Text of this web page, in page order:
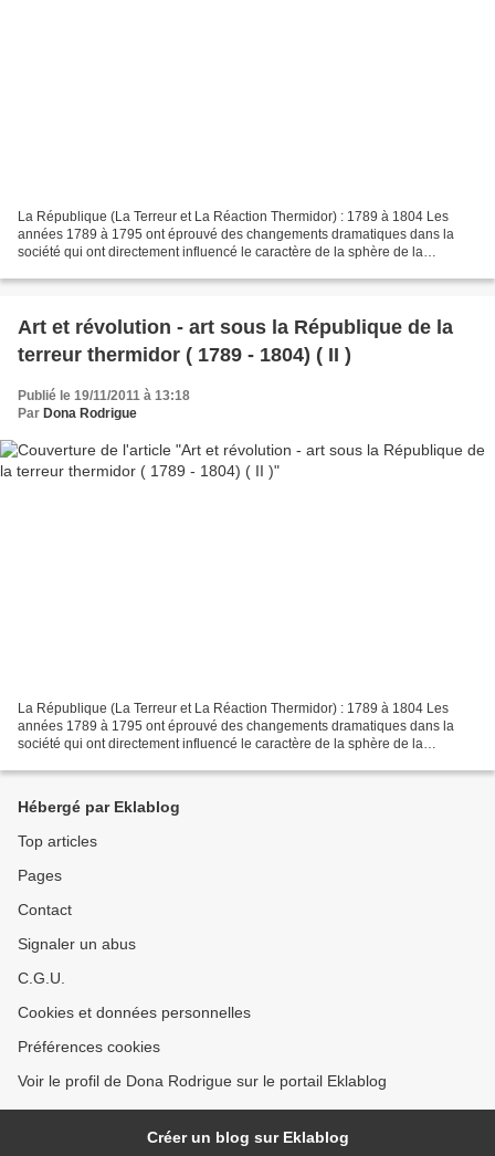
La République (La Terreur et La Réaction Thermidor) : 1789 à 1804 Les
années 1789 à 1795 ont éprouvé des changements dramatiques dans la
société qui ont directement influencé le caractère de la sphère de la
Art et révolution - art sous la République de la
terreur thermidor ( 1789 - 1804) ( II )
Publié le 19/11/2011 à 13:18
Par Dona Rodrigue
La République (La Terreur et La Réaction Thermidor) : 1789 à 1804 Les
années 1789 à 1795 ont éprouvé des changements dramatiques dans la
société qui ont directement influencé le caractère de la sphère de la
Hébergé par Eklablog
Top articles
Pages
Contact
Signaler un abus
C.G.U.
Cookies et données personnelles
Préférences cookies
Voir le profil de Dona Rodrigue sur le portail Eklablog
Créer un blog sur Eklablog